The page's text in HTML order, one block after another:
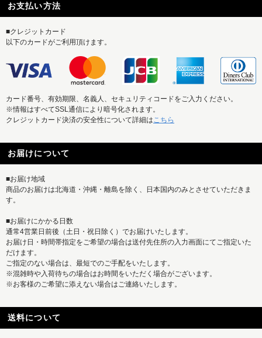
お支払い方法
■クレジットカード
以下のカードがご利用頂けます。
カード番号、有効期限、名義人、セキュリティコードをご入力ください。
※情報はすべてSSL通信により暗号化されます。
クレジットカード決済の安全性について詳細はこちら
お届けについて
■お届け地域
商品のお届けは北海道・沖縄・離島を除く、日本国内のみとさせていただきま
す。
■お届けにかかる日数
通常4営業日前後（土日・祝日除く）でお届けいたします。
お届け日・時間帯指定をご希望の場合は送付先住所の入力画面にてご指定いた
だけます。
ご指定のない場合は、最短でのご手配をいたします。
※混雑時や入荷待ちの場合はお時間をいただく場合がございます。
※お客様のご希望に添えない場合はご連絡いたします。
送料について